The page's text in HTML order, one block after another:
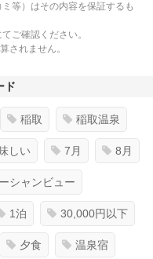
等）はその内容を保証するも
ご確認ください。
されません。
ド
稲取 稲取温泉
しい 7月 8月
シャンビュー
1泊 30,000円以下
夕食 温泉宿